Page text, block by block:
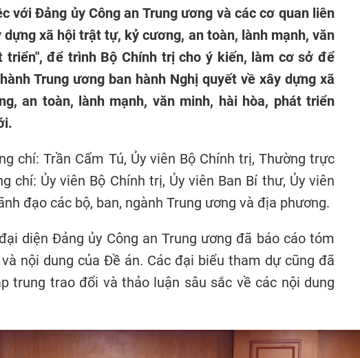
với Đảng ủy Công an Trung ương và các cơ quan liên
dựng xã hội trật tự, kỷ cương, an toàn, lành mạnh, văn
triển", để trình Bộ Chính trị cho ý kiến, làm cơ sở để
Trung ương ban hành Nghị quyết về xây dựng xã
an toàn, lành mạnh, văn minh, hài hòa, phát triển
chí: Trần Cẩm Tú, Ủy viên Bộ Chính trị, Thường trực
chí: Ủy viên Bộ Chính trị, Ủy viên Ban Bí thư, Ủy viên
đạo các bộ, ban, ngành Trung ương và địa phương.
diện Đảng ủy Công an Trung ương đã báo cáo tóm
nội dung của Đề án. Các đại biểu tham dự cũng đã
trung trao đổi và thảo luận sâu sắc về các nội dung